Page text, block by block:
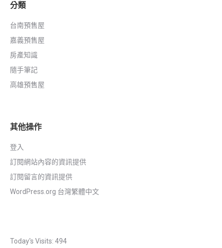
分類
台南預售屋
嘉義預售屋
房產知識
隨手筆記
高雄預售屋
其他操作
登入
訂閱網站內容的資訊提供
訂閱留言的資訊提供
WordPress.org 台灣繁體中文
Today's Visits: 494